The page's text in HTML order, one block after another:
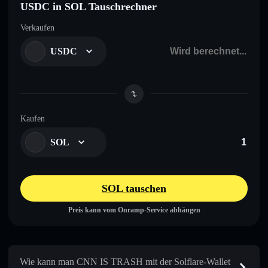
USDC in SOL Tauschrechner
Verkaufen
USDC
Kaufen
SOL
SOL tauschen
Preis kann vom Onramp-Service abhängen
Wie kann man CNN IS TRASH mit der Solflare-Wallet